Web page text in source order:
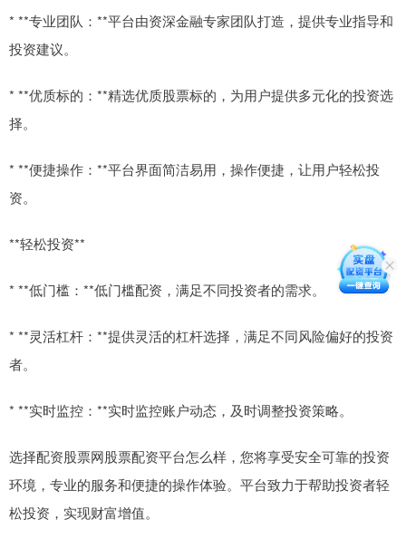
* **专业团队：**平台由资深金融专家团队打造，提供专业指导和
投资建议。
* **优质标的：**精选优质股票标的，为用户提供多元化的投资选
择。
* **便捷操作：**平台界面简洁易用，操作便捷，让用户轻松投
资。
**轻松投资**
* **低门槛：**低门槛配资，满足不同投资者的需求。
* **灵活杠杆：**提供灵活的杠杆选择，满足不同风险偏好的投资
者。
* **实时监控：**实时监控账户动态，及时调整投资策略。
选择配资股票网股票配资平台怎么样，您将享受安全可靠的投资
环境，专业的服务和便捷的操作体验。平台致力于帮助投资者轻
松投资，实现财富增值。